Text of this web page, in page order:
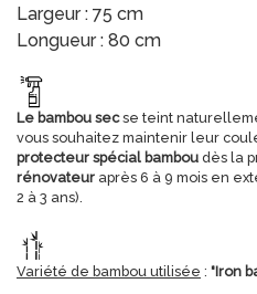
Largeur : 75 cm
Longueur : 80 cm
Le bambou secse teint
vous souhaitez maintenir leur
protecteur spécial bambou dès la
rénovateur après 6 à 9 mois en
2 à 3 ans).
Variété de bambou utilisée : "Iron